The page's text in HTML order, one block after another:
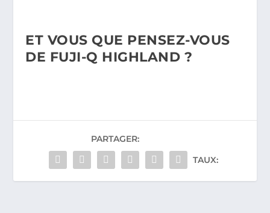
ET VOUS QUE PENSEZ-VOUS
DE FUJI-Q HIGHLAND ?
PARTAGER:
TAUX: